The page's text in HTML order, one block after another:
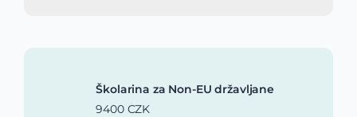
Školarina za Non-EU državljane
9400 CZK